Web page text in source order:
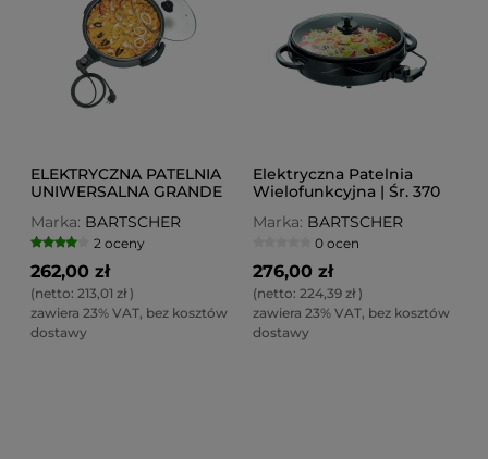
ELEKTRYCZNA PATELNIA
UNIWERSALNA GRANDE
Marka: BARTSCHER
2 oceny
262,00 zł
(netto: 213,01 zł)
zawiera 23% VAT, bez kosztów
dostawy
Elektryczna Patelnia
Wielofunkcyjna | Śr. 370
Marka: BARTSCHER
0 ocen
276,00 zł
(netto: 224,39 zł)
zawiera 23% VAT, bez kosztów
dostawy